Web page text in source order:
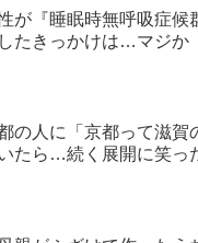
が『睡眠時無呼吸症候
たきっかけは…マジか
の人に「京都って滋賀
たら…続く展開に笑っ